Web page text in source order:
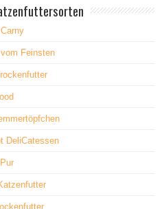
Feinsten
DeliCatessen